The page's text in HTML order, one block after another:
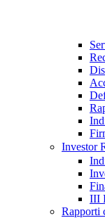
Investor
III
Rapporti